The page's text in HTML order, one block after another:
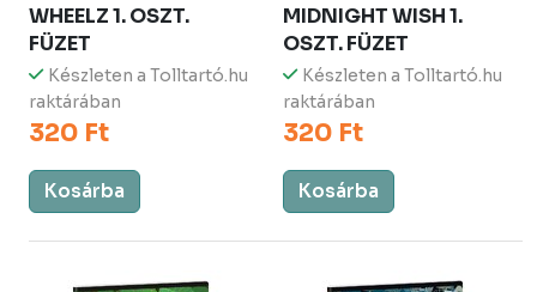
WHEELZ 1. OSZT.
FÜZET
Készleten a Tolltartó.hu
raktárában
320 Ft
Kosárba
MIDNIGHT WISH 1.
OSZT. FÜZET
Készleten a Tolltartó.hu
raktárában
320 Ft
Kosárba